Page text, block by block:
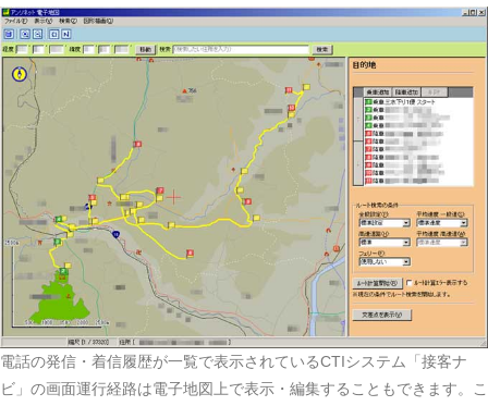
電話の発信・着信履歴が一覧で表示されているCTIシステム「接客ナ
ビ」の画面運行経路は電子地図上で表示・編集することもできます。こ